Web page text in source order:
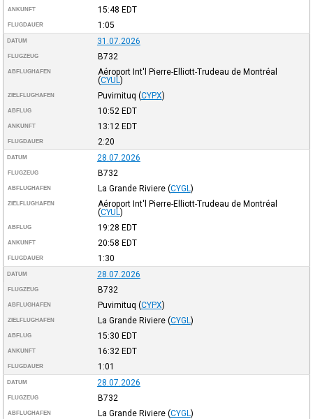
ANKUNFT 15:48 EDT
FLUGDAUER 1:05
DATUM 31.07.2026
FLUGZEUG B732
ABFLUGHAFEN
Aéroport Int'l Pierre-Elliott-Trudeau de Montréal
(CYUL )
ZIELFLUGHAFEN Puvirnituq (CYPX)
ABFLUG 10:52 EDT
ANKUNFT 13:12 EDT
FLUGDAUER 2:20
DATUM 28.07.2026
FLUGZEUG B732
ABFLUGHAFEN La Grande Riviere (CYGL )
ZIELFLUGHAFEN
Aéroport Int'l Pierre-Elliott-Trudeau de Montréal
(CYUL )
ABFLUG 19:28 EDT
ANKUNFT 20:58 EDT
FLUGDAUER 1:30
DATUM 28.07.2026
FLUGZEUG B732
ABFLUGHAFEN Puvirnituq (CYPX)
ZIELFLUGHAFEN La Grande Riviere (CYGL )
ABFLUG 15:30 EDT
ANKUNFT 16:32 EDT
FLUGDAUER 1:01
DATUM 28.07.2026
FLUGZEUG B732
ABFLUGHAFEN La Grande Riviere (CYGL )